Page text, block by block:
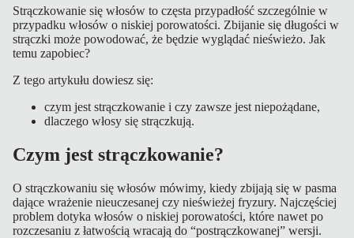
Strączkowanie się włosów to częsta przypadłość szczególnie w
przypadku włosów o niskiej porowatości. Zbijanie się długości w
strączki może powodować, że będzie wyglądać nieświeżo. Jak
temu zapobiec?
Z tego artykułu dowiesz się:
czym jest strączkowanie i czy zawsze jest niepożądane,
dlaczego włosy się strączkują.
Czym jest strączkowanie?
O strączkowaniu się włosów mówimy, kiedy zbijają się w pasma
dające wrażenie nieuczesanej czy nieświeżej fryzury. Najczęściej
problem dotyka włosów o niskiej porowatości, które nawet po
rozczesaniu z łatwością wracają do “postrączkowanej” wersji.